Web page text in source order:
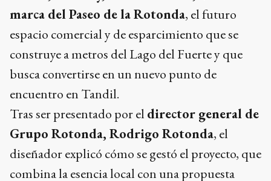
marca del Paseo de la Rotonda, el futuro
espacio comercial y de esparcimiento que se
construye a metros del Lago del Fuerte y que
busca convertirse en un nuevo punto de
encuentro en Tandil.
Tras ser presentado por el director general de
Grupo Rotonda, Rodrigo Rotonda, el
diseñador explicó cómo se gestó el proyecto, que
combina la esencia local con una propuesta